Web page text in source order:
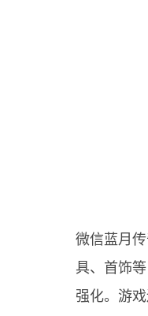
微信蓝月
具、首饰
强化。游